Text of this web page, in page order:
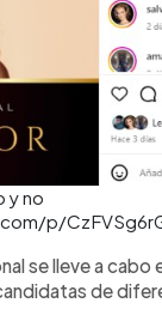
y no
p/
se lleve a cabo
de